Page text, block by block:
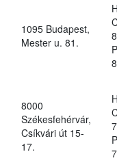
1095 Budapest,
Mester u. 81.
8000
Székesfehérvár,
Csíkvári út 15-
17.